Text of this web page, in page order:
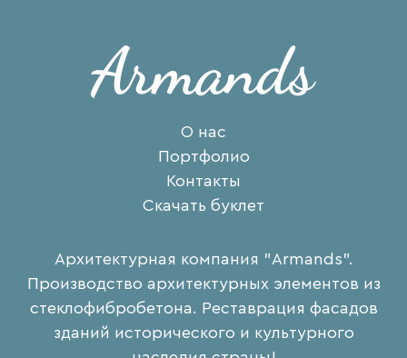
О нас
Портфолио
Контакты
Скачать буклет
Архитектурная компания "Armands".
Производство архитектурных элементов из
стеклофибробетона. Реставрация фасадов
зданий исторического и культурного